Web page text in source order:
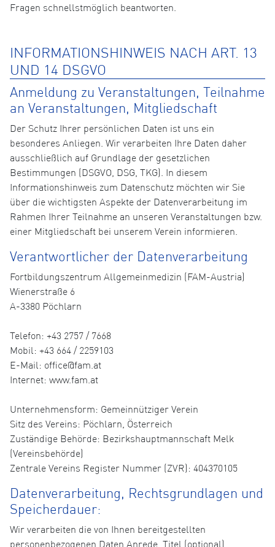
Fragen schnellstmöglich beantworten.
INFORMATIONSHINWEIS NACH ART. 13
UND 14 DSGVO
Anmeldung zu Veranstaltungen, Teilnahme
an Veranstaltungen, Mitgliedschaft
Der Schutz Ihrer persönlichen Daten ist uns ein
besonderes Anliegen. Wir verarbeiten Ihre Daten daher
ausschließlich auf Grundlage der gesetzlichen
Bestimmungen (DSGVO, DSG, TKG). In diesem
Informationshinweis zum Datenschutz möchten wir Sie
über die wichtigsten Aspekte der Datenverarbeitung im
Rahmen Ihrer Teilnahme an unseren Veranstaltungen bzw.
einer Mitgliedschaft bei unserem Verein informieren.
Verantwortlicher der Datenverarbeitung
Fortbildungszentrum Allgemeinmedizin (FAM-Austria)
Wienerstraße 6
A-3380 Pöchlarn
Telefon: +43 2757 / 7668
Mobil: +43 664 / 2259103
E-Mail: office@fam.at
Internet: www.fam.at
Unternehmensform: Gemeinnütziger Verein
Sitz des Vereins: Pöchlarn, Österreich
Zuständige Behörde: Bezirkshauptmannschaft Melk
(Vereinsbehörde)
Zentrale Vereins Register Nummer (ZVR): 404370105
Datenverarbeitung, Rechtsgrundlagen und
Speicherdauer:
Wir verarbeiten die von Ihnen bereitgestellten
personenbezogenen Daten Anrede, Titel (optional),